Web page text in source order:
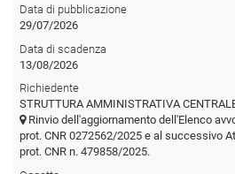
Data di pubblicazione
29/07/2026
Data di scadenza
13/08/2026
Richiedente
STRUTTURA AMMINISTRATIVA
Rinvio dell'aggiornamento dell'Elenco
prot. CNR 0272562/2025 e al successivo
prot. CNR n. 479858/2025.